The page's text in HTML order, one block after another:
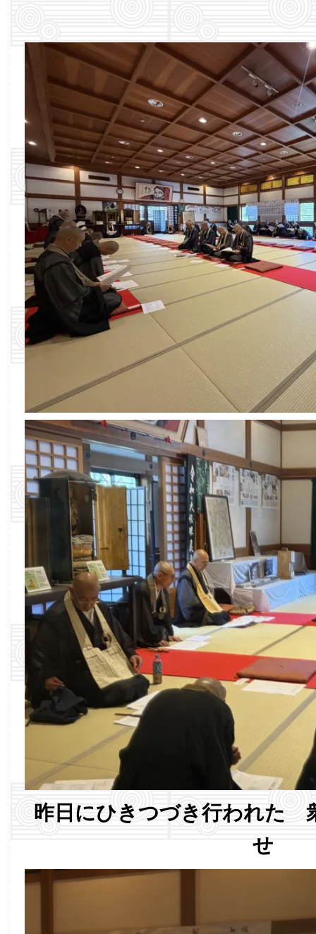
昨日にひきつづき行われた
せ